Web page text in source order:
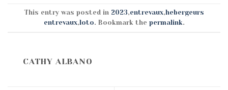
This entry was posted in 2023,entrevaux,hebergeurs
entrevaux,loto. Bookmark the permalink.
CATHY ALBANO